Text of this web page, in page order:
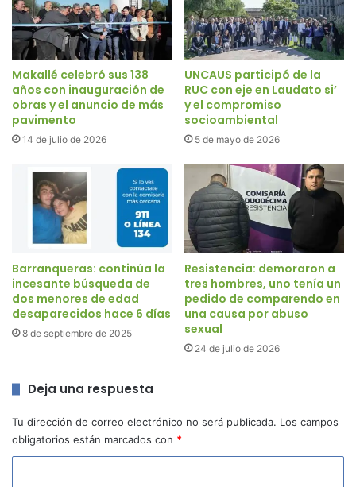
Makallé celebró sus 138
años con inauguración de
obras y el anuncio de más
pavimento
14 de julio de 2026
UNCAUS participó de la
RUC con eje en Laudato si’
y el compromiso
socioambiental
5 de mayo de 2026
Barranqueras: continúa la
incesante búsqueda de
dos menores de edad
desaparecidos hace 6 días
8 de septiembre de 2025
Resistencia: demoraron a
tres hombres, uno tenía un
pedido de comparendo en
una causa por abuso
sexual
24 de julio de 2026
Deja una respuesta
Tu dirección de correo electrónico no será publicada. Los campos
obligatorios están marcados con *